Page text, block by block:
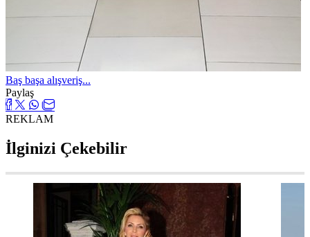
Baş başa alışveriş...
Paylaş
REKLAM
İlginizi Çekebilir